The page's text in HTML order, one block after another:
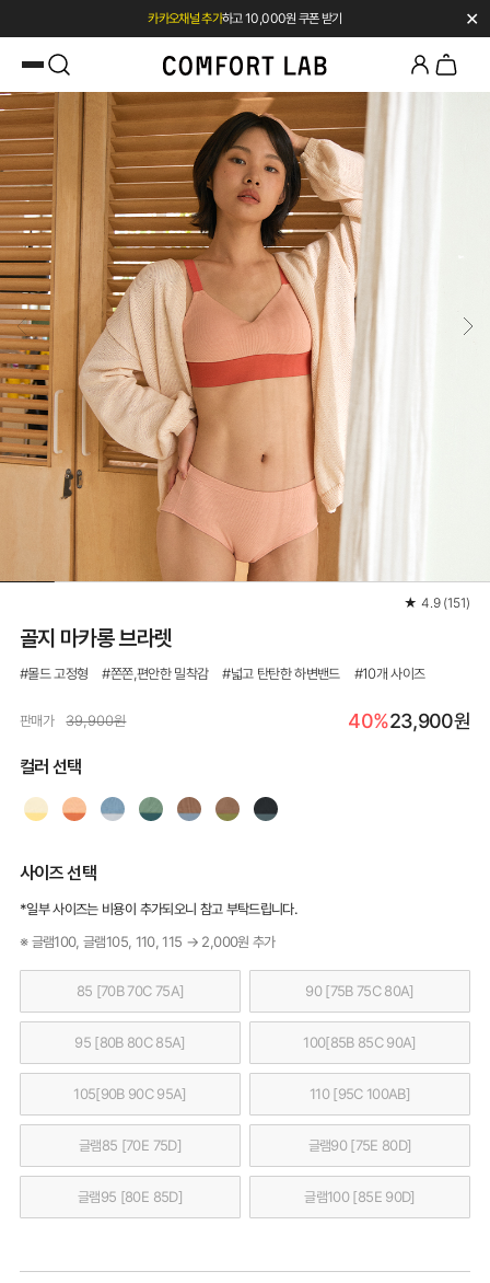
첫 구매 시 베스트셀러 50% 즉시 할인
✕
★ 4.9 (151)
골지 마카롱 브라렛
#몰드 고정형 #쫀쫀,편안한 밀착감 #넓고 탄탄한 하변밴드 #10개 사이즈
판매가 39,900원 40%23,900원
컬러 선택
사이즈 선택
*일부 사이즈는 비용이 추가되오니 참고 부탁드립니다.
※ 글램100, 글램105, 110, 115 → 2,000원 추가
85 [70B 70C 75A] 90 [75B 75C 80A]
95 [80B 80C 85A] 100[85B 85C 90A]
105[90B 90C 95A] 110 [95C 100AB]
글램85 [70E 75D] 글램90 [75E 80D]
글램95 [80E 85D] 글램100 [85E 90D]